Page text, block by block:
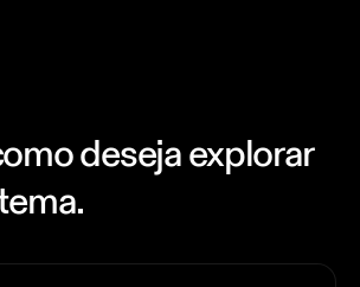
deseja explorar